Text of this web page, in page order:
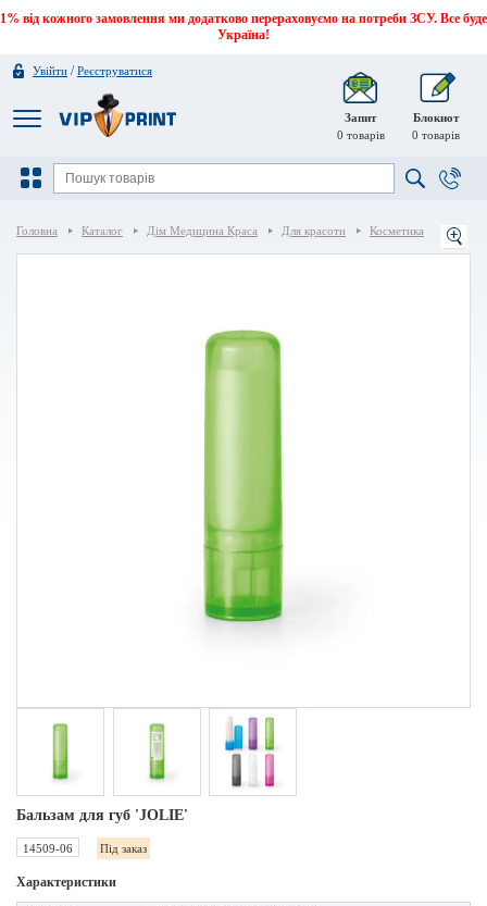
1% від кожного замовлення ми додатково перераховуємо на потреби ЗСУ. Все буде
Україна!
Увійти /Реєструватися
Запит
0 товарів
Блокнот
0 товарів
Головна Каталог Дім Медицина Краса Для красоти Косметика
Бальзам для губ 'JOLIE'
14509-06 Під заказ
Характеристики